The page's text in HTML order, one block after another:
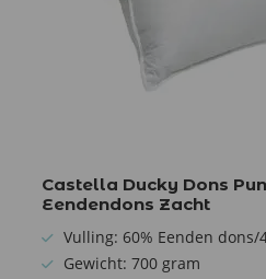
Castella Ducky Dons
Eendendons Zacht
Vulling: 60% Eenden dons/
Gewicht: 700 gram